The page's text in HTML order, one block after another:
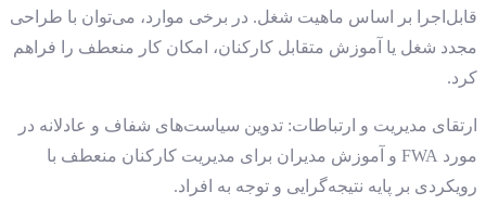
قابل‌اجرا بر اساس ماهیت شغل. در برخی موارد، می‌توان با طراحی
مجدد شغل یا آموزش متقابل کارکنان، امکان کار منعطف را فراهم
کرد.
ارتقای مدیریت و ارتباطات: تدوین سیاست‌های شفاف و عادلانه در
مورد FWA و آموزش مدیران برای مدیریت کارکنان منعطف با
رویکردی بر پایه نتیجه‌گرایی و توجه به افراد.